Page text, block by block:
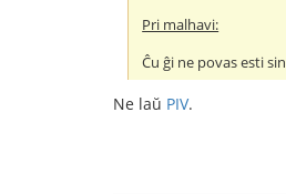
Pri malhavi:
Ĉu ĝi ne povas esti
Ne laŭ PIV.